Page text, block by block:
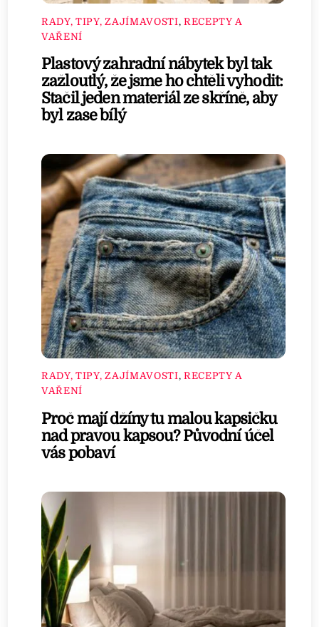
RADY, TIPY, ZAJÍMAVOSTI, RECEPTY A
VAŘENÍ
Plastový zahradní nábytek byl tak
zažloutlý, že jsme ho chtěli vyhodit:
Stačil jeden materiál ze skříně, aby
byl zase bílý
RADY, TIPY, ZAJÍMAVOSTI, RECEPTY A
VAŘENÍ
Proč mají džíny tu malou kapsičku
nad pravou kapsou? Původní účel
vás pobaví